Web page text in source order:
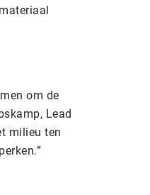
om de
Lead
milieu ten